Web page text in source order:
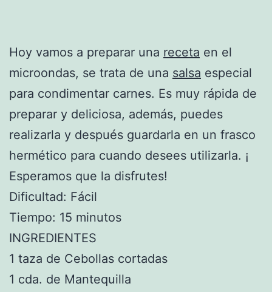
Hoy vamos a preparar una receta en el
microondas, se trata de una salsa especial
para condimentar carnes. Es muy rápida de
preparar y deliciosa, además, puedes
realizarla y después guardarla en un frasco
hermético para cuando desees utilizarla. ¡
Esperamos que la disfrutes!
Dificultad: Fácil
Tiempo: 15 minutos
INGREDIENTES
1 taza de Cebollas cortadas
1 cda. de Mantequilla